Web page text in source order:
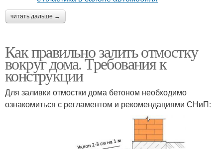
читать дальше →
Как правильно залить отмостку
вокруг дома. Требования к
конструкции
Для заливки отмостки дома бетоном необходимо
ознакомиться с регламентом и рекомендациями СНиП: